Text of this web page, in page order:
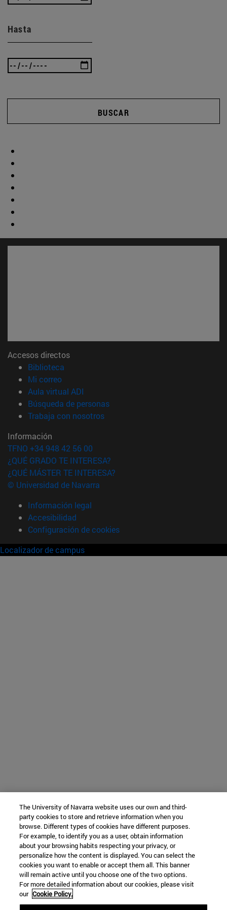
Hasta
BUSCAR
Accesos directos
Biblioteca
Mi correo(abre en nueva ventana)
Aula virtual ADI
Búsqueda de personas(abre en nueva ventana)
Trabaja con nosotros(abre en nueva ventana)
Información
TFNO +34 948 42 56 00
¿QUÉ GRADO TE INTERESA?
¿QUÉ MÁSTER TE INTERESA?
© Universidad de Navarra
Información legal
Accesibilidad
Configuración de cookies
Localizador de campus
The University of Navarra website uses our own and third-
party cookies to store and retrieve information when you
browse. Different types of cookies have different purposes.
For example, to identify you as a user, obtain information
about your browsing habits respecting your privacy, or
personalize how the content is displayed. You can select the
cookies you want to enable or accept them all. This banner
will remain active until you choose one of the two options.
For more detailed information about our cookies, please visit
our Cookie Policy.